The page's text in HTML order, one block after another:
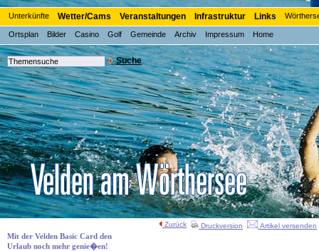
Unterkünfte Wetter/Cams Veranstaltungen Infrastruktur Links
Ortsplan Bilder Casino Golf Gemeinde Archiv Impressum Home
Mit der Velden Basic Card den
Urlaub noch mehr genie�en!
Suche
Zurück Druckversion Artikel versenden